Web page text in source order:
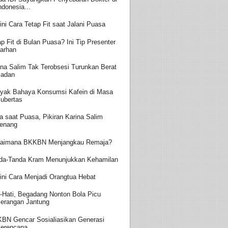
Cara Tetap Fit saat Jalani Puasa
Fit di Bulan Puasa? Ini Tip Presenter
Salim Tak Terobsesi Turunkan Berat
Bahaya Konsumsi Kafein di Masa
saat Puasa, Pikiran Karina Salim
BKKBN Menjangkau Remaja?
Tanda Kram Menunjukkan Kehamilan
Cara Menjadi Orangtua Hebat
Hati, Begadang Nonton Bola Picu
Jantung
Gencar Sosialiasikan Generasi